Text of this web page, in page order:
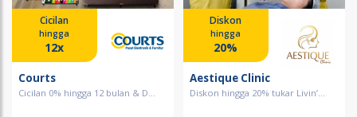
Cicilan
hingga
12x
Courts
Cicilan 0% hingga 12 bulan & D...
Diskon
hingga
20%
Aestique Clinic
Diskon hingga 20% tukar Livin’...